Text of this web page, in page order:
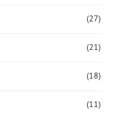
(27)
(21)
(18)
(11)